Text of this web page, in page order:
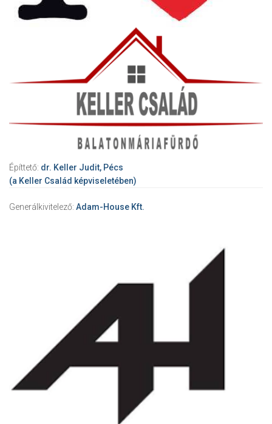
Építtető: dr. Keller Judit, Pécs
(a Keller Család képviseletében)
Generálkivitelező: Adam-House Kft.